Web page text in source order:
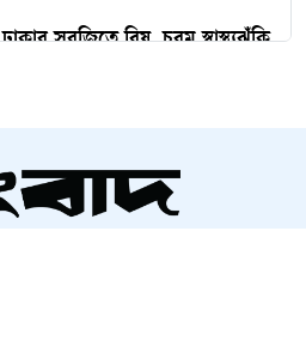
ঢাকার সবজিতে বিষ, চরম স্বাস্থ্যঝুঁকি
ব্যবহার বাড়ানোর আহ্বান